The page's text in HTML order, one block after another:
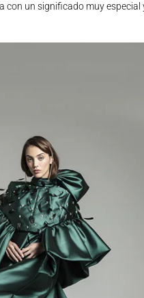
con un significado muy especial